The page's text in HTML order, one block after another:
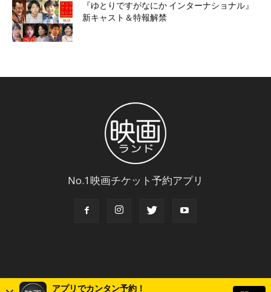
アプリでカンタン予約！
『ゆとりですがなにか インターナショナル』
新キャスト＆特報解禁
No.1映画チケット予約アプリ